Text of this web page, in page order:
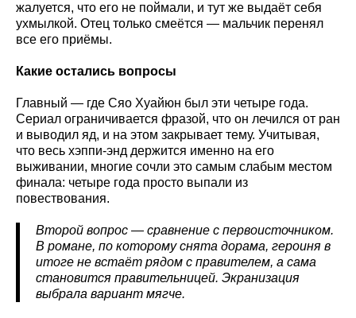
жалуется, что его не поймали, и тут же выдаёт себя
ухмылкой. Отец только смеётся — мальчик перенял
все его приёмы.
Какие остались вопросы
Главный — где Сяо Хуайюн был эти четыре года.
Сериал ограничивается фразой, что он лечился от ран
и выводил яд, и на этом закрывает тему. Учитывая,
что весь хэппи-энд держится именно на его
выживании, многие сочли это самым слабым местом
финала: четыре года просто выпали из
повествования.
Второй вопрос — сравнение с первоисточником.
В романе, по которому снята дорама, героиня в
итоге не встаёт рядом с правителем, а сама
становится правительницей. Экранизация
выбрала вариант мягче.